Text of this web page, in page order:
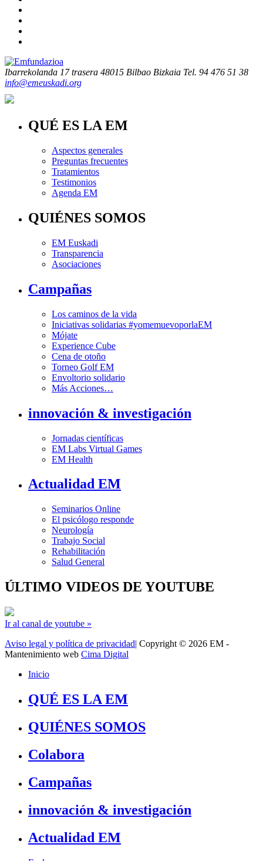
Ibarrekolanda 17 trasera 48015 Bilbao Bizkaia Tel. 94 476 51 38
info@emeuskadi.org
QUÉ ES LA EM
Aspectos generales
Preguntas frecuentes
Tratamientos
Testimonios
Agenda EM
QUIÉNES SOMOS
EM Euskadi
Transparencia
Asociaciones
Campañas
Los caminos de la vida
Iniciativas solidarias #yomemuevoporlaEM
Mójate
Experience Cube
Cena de otoño
Torneo Golf EM
Envoltorio solidario
Más Acciones…
innovación & investigación
Jornadas científicas
EM Labs Virtual Games
EM Health
Actualidad EM
Seminarios Online
El psicólogo responde
Neurología
Trabajo Social
Rehabilitación
Salud General
ÚLTIMO VIDEOS DE YOUTUBE
Ir al canal de youtube »
Aviso legal y política de privacidad| Copyright © 2026 EM -
Mantenimiento web Cima Digital
Inicio
QUÉ ES LA EM
QUIÉNES SOMOS
Colabora
Campañas
innovación & investigación
Actualidad EM